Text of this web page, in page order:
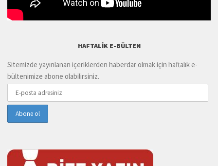
HAFTALIK E-BÜLTEN
Sitemizde yayınlanan içeriklerden haberdar olmak için haftalık e-
bültenimize abone olabilirsiniz.